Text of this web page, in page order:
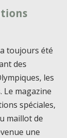
a toujours été
des
les
Le magazine
spéciales,
maillot de
une